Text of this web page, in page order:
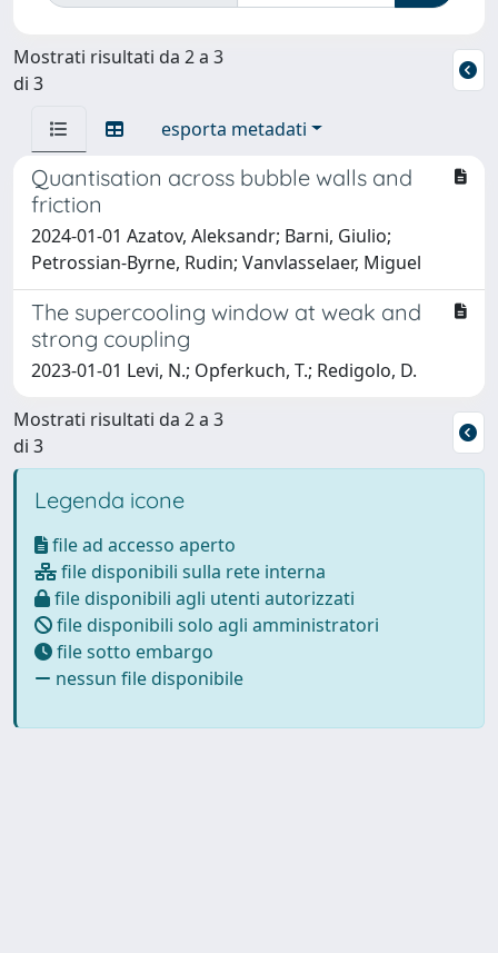
Mostrati risultati da 2 a 3
di 3
esporta metadati
Quantisation across bubble walls and
friction
2024-01-01 Azatov, Aleksandr; Barni, Giulio;
Petrossian-Byrne, Rudin; Vanvlasselaer, Miguel
The supercooling window at weak and
strong coupling
2023-01-01 Levi, N.; Opferkuch, T.; Redigolo, D.
Mostrati risultati da 2 a 3
di 3
Legenda icone
file ad accesso aperto
file disponibili sulla rete interna
file disponibili agli utenti autorizzati
file disponibili solo agli amministratori
file sotto embargo
nessun file disponibile